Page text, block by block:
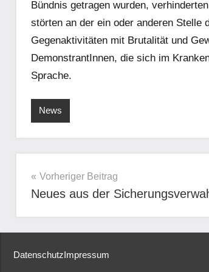
Bündnis getragen wurden,
störten an der ein oder anderen Stelle
Gegenaktivitäten mit Brutalität und
DemonstrantInnen, die sich im
Sprache.
News
Beitragsnavigation
Vorheriger Beitrag
Neues aus der
DatenschutzImpressum